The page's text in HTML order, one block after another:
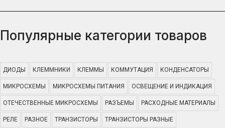
Популярные категории товаров
ДИОДЫ КЛЕММНИКИ КЛЕММЫ КОММУТАЦИЯ КОНДЕНСАТОРЫ
МИКРОСХЕМЫ МИКРОСХЕМЫ ПИТАНИЯ ОСВЕЩЕНИЕ И ИНДИКАЦИЯ
ОТЕЧЕСТВЕННЫЕ МИКРОСХЕМЫ РАЗЪЕМЫ РАСХОДНЫЕ МАТЕРИАЛЫ
РЕЛЕ РАЗНОЕ ТРАНЗИСТОРЫ ТРАНЗИСТОРЫ РАЗНЫЕ